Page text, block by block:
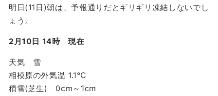
明日(11日)朝は、予報通りだとギリギリ凍結しないでし
ょう。
2月10日 14時 現在
天気 雪
相模原の外気温 1.1℃
積雪(芝生) 0cm～1cm